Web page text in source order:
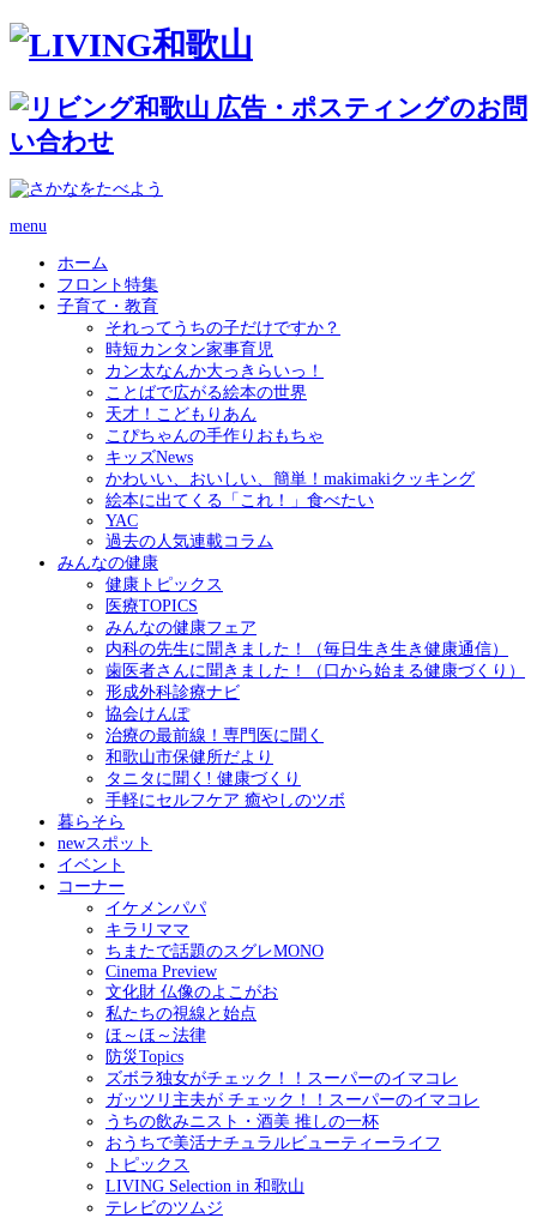
menu
ホーム
フロント特集
子育て・教育
それってうちの子だけですか？
時短カンタン家事育児
カン太なんか大っきらいっ！
ことばで広がる絵本の世界
天才！こどもりあん
こぴちゃんの手作りおもちゃ
キッズNews
かわいい、おいしい、簡単！makimakiクッキング
絵本に出てくる「これ！」食べたい
YAC
過去の人気連載コラム
みんなの健康
健康トピックス
医療TOPICS
みんなの健康フェア
内科の先生に聞きました！（毎日生き生き健康通信）
歯医者さんに聞きました！（口から始まる健康づくり）
形成外科診療ナビ
協会けんぽ
治療の最前線！専門医に聞く
和歌山市保健所だより
タニタに聞く! 健康づくり
手軽にセルフケア 癒やしのツボ
暮らそら
newスポット
イベント
コーナー
イケメンパパ
キラリママ
ちまたで話題のスグレMONO
Cinema Preview
文化財 仏像のよこがお
私たちの視線と始点
ほ～ほ～法律
防災Topics
ズボラ独女がチェック！！スーパーのイマコレ
ガッツリ主夫が チェック！！スーパーのイマコレ
うちの飲みニスト・酒美 推しの一杯
おうちで美活ナチュラルビューティーライフ
トピックス
LIVING Selection in 和歌山
テレビのツムジ